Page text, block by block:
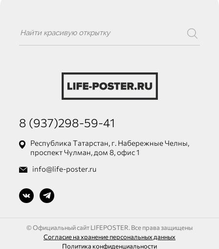
8 (937)298-59-41
Республика Татарстан, г. Набережные Челны,
проспект Чулман, дом 8, офис 1
info@life-poster.ru
© Официальный сайт LIFEPOSTER. Все права защищены
Согласие на хранение персональных данных
Политика конфиденциальности